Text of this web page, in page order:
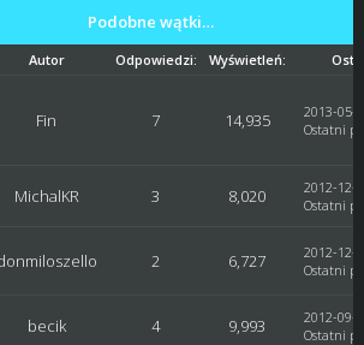
Podobne wątki…
Autor Odpowiedzi: Wyświetleń:
Fin 7 14,935
2013-05-
Ostatni
MichalKR 3 8,020
2012-12-
Ostatni
2 6,727
2012-12-
Ostatni
becik 4 9,993
2012-09-
Ostatni